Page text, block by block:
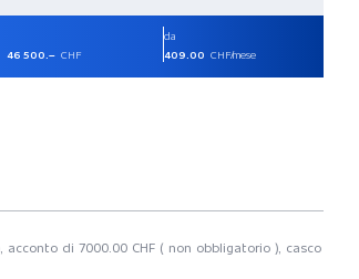
46 500.– CHF
da
409.00 CHF/mese
acconto di 7000.00 CHF ( non obbligatorio ), casco